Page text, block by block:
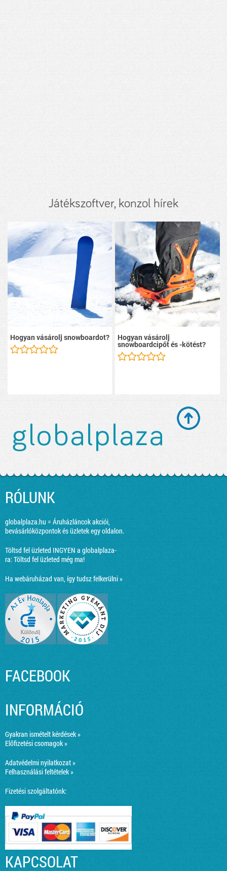
Játékszoftver, konzol hírek
Hogyan vásárolj snowboardot? Hogyan vásárolj
snowboardcipőt és -kötést?
RÓLUNK
globalplaza.hu = Áruházláncok akciói,
bevásárlóközpontok és üzletek egy oldalon.
Töltsd fel üzleted INGYEN a globalplaza-
ra:Töltsd fel üzleted még ma!
Ha webáruházad van, így tudsz felkerülni »
FACEBOOK
INFORMÁCIÓ
Gyakran ismételt kérdések »
Előfizetési csomagok »
Adatvédelmi nyilatkozat »
Felhasználási feltételek »
Fizetési szolgáltatónk:
KAPCSOLAT